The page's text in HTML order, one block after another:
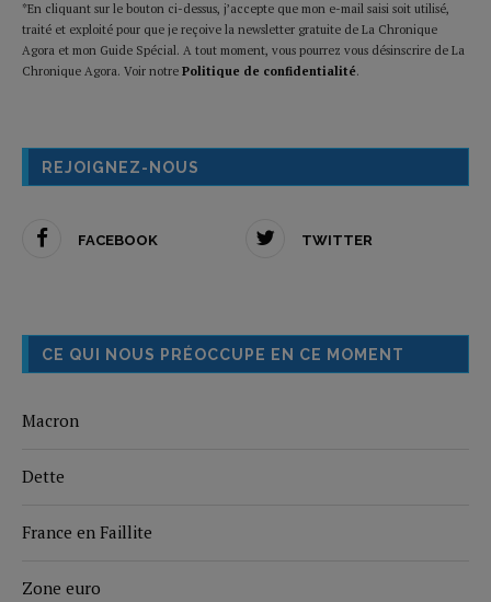
*En cliquant sur le bouton ci-dessus, j’accepte que mon e-mail saisi soit utilisé,
traité et exploité pour que je reçoive la newsletter gratuite de La Chronique
Agora et mon Guide Spécial. A tout moment, vous pourrez vous désinscrire de La
Chronique Agora. Voir notre Politique de confidentialité.
REJOIGNEZ-NOUS
FACEBOOK TWITTER
CE QUI NOUS PRÉOCCUPE EN CE MOMENT
Macron
Dette
France en Faillite
Zone euro